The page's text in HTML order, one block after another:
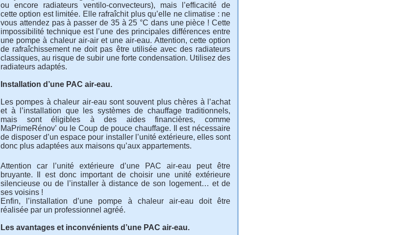
ou encore radiateurs ventilo-convecteurs), mais l’efficacité de
cette option est limitée. Elle rafraîchit plus qu’elle ne climatise : ne
vous attendez pas à passer de 35 à 25 °C dans une pièce ! Cette
impossibilité technique est l’une des principales différences entre
une pompe à chaleur air-airet une air-eau. Attention, cette option
de rafraîchissement ne doit pas être utilisée avec des radiateurs
classiques, au risque de subir une forte condensation. Utilisez des
radiateurs adaptés.
Installation d’une PAC air-eau.
Les pompes à chaleur air-eau sont souvent plus chères à l’achat
et à l’installation que les systèmes de chauffage traditionnels,
mais sont éligibles à des aides financières, comme
MaPrimeRénov’ ou le Coup de pouce chauffage. Il est nécessaire
de disposer d’un espace pour installer l’unité extérieure, elles sont
donc plus adaptées aux maisons qu’aux appartements.
Attention car l’unité extérieure d’une PAC air-eau peut être
bruyante. Il est donc important de choisir une unité extérieure
silencieuse ou de l’installer à distance de son logement… et de
ses voisins !
Enfin, l’installation d’une pompe à chaleur air-eau doit être
réalisée par un professionnel agréé.
Les avantages et inconvénients d’une PAC air-eau.